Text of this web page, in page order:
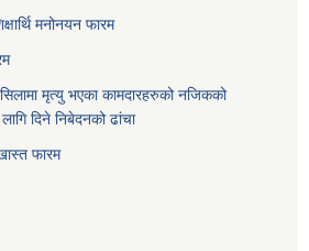
मनोनयन फारम
मृत्यु भएका कामदारहरुको नजिकको
दिने निबेदनको ढांचा
फारम